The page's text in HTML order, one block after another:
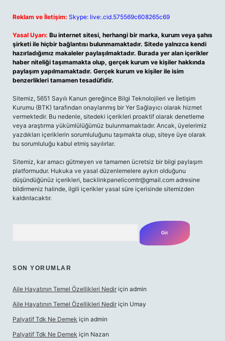
Reklam ve İletişim: Skype: live:.cid.575569c608265c69
Yasal Uyarı: Bu internet sitesi, herhangi bir marka, kurum veya şahıs
şirketi ile hiçbir bağlantısı bulunmamaktadır. Sitede yalnızca kendi
hazırladığımız makaleler paylaşılmaktadır. Burada yer alan içerikler
haber niteliği taşımamakta olup, gerçek kurum ve kişiler hakkında
paylaşım yapılmamaktadır. Gerçek kurum ve kişiler ile isim
benzerlikleri tamamen tesadüfidir.
Sitemiz, 5651 Sayılı Kanun gereğince Bilgi Teknolojileri ve İletişim
Kurumu (BTK) tarafından onaylanmış bir Yer Sağlayıcı olarak hizmet
vermektedir. Bu nedenle, sitedeki içerikleri proaktif olarak denetleme
veya araştırma yükümlülüğümüz bulunmamaktadır. Ancak, üyelerimiz
yazdıkları içeriklerin sorumluluğunu taşımakta olup, siteye üye olarak
bu sorumluluğu kabul etmiş sayılırlar.
Sitemiz, kar amacı gütmeyen ve tamamen ücretsiz bir bilgi paylaşım
platformudur. Hukuka ve yasal düzenlemelere aykırı olduğunu
düşündüğünüz içerikleri, backlinkpanelicomtr@gmail.com adresine
bildirmeniz halinde, ilgili içerikler yasal süre içerisinde sitemizden
kaldırılacaktır.
SON YORUMLAR
Aile Hayatının Temel Özellikleri Nedir için admin
Aile Hayatının Temel Özellikleri Nedir için Umay
Palyatif Tdk Ne Demek için admin
Palyatif Tdk Ne Demek için Nazan